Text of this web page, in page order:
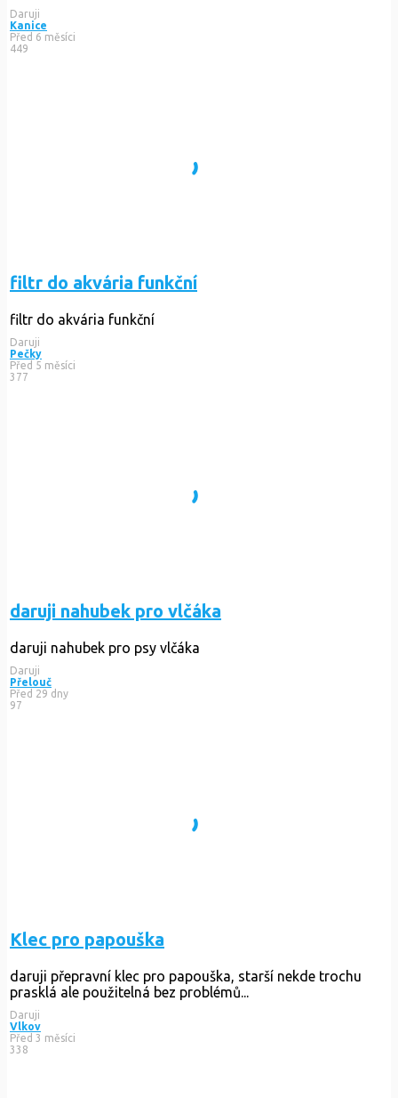
Daruji
Kanice
Před 6 měsíci
449
filtr do akvária funkční
filtr do akvária funkční
Daruji
Pečky
Před 5 měsíci
377
daruji nahubek pro vlčáka
daruji nahubek pro psy vlčáka
Daruji
Přelouč
Před 29 dny
97
Klec pro papouška
daruji přepravní klec pro papouška, starší nekde trochu
prasklá ale použitelná bez problémů...
Daruji
Vlkov
Před 3 měsíci
338